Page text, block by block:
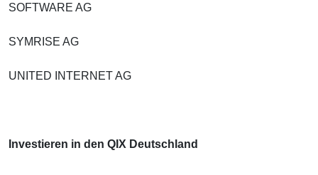
SOFTWARE AG
SYMRISE AG
UNITED INTERNET AG
Investieren in den QIX Deutschland